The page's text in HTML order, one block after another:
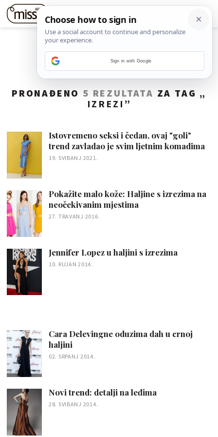
PRONAĐENO 5 REZULTATA ZA TAG „
IZREZI ”
Istovremeno seksi i čedan, ovaj "goli"
trend zavladao je svim ljetnim komadima
19. SVIBANJ 2021.
Pokažite malo kože: Haljine s izrezima na
neočekivanim mjestima
27. TRAVANJ 2016.
Jennifer Lopez u haljini s izrezima
10. RUJAN 2014.
Cara Delevingne oduzima dah u crnoj
haljini
02. SRPANJ 2014.
Novi trend: detalji na leđima
28. SVIBANJ 2014.
Sign in with Google